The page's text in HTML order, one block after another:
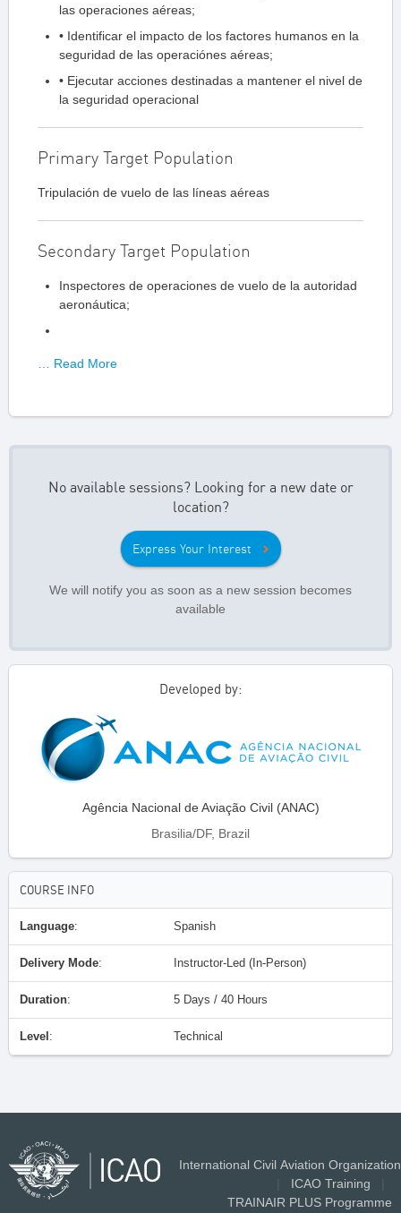
las operaciones aéreas;
• Identificar el impacto de los factores humanos en la
seguridad de las operaciónes aéreas;
• Ejecutar acciones destinadas a mantener el nivel de
la seguridad operacional
Primary Target Population
Tripulación de vuelo de las líneas aéreas
Secondary Target Population
Inspectores de operaciones de vuelo de la autoridad
aeronáutica;
… Read More
No available sessions? Looking for a new date or
location?
Express Your Interest
We will notify you as soon as a new session becomes
available
Developed by:
Agência Nacional de Aviação Civil (ANAC)
Brasilia/DF, Brazil
COURSE INFO
Language: Spanish
Delivery Mode: Instructor-Led (In-Person)
Duration: 5 Days / 40 Hours
Level : Technical
International Civil Aviation Organization
ICAO Training
TRAINAIR PLUS Programme